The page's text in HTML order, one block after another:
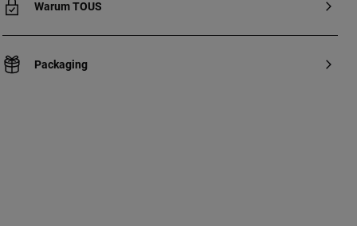
Warum TOUS
Packaging